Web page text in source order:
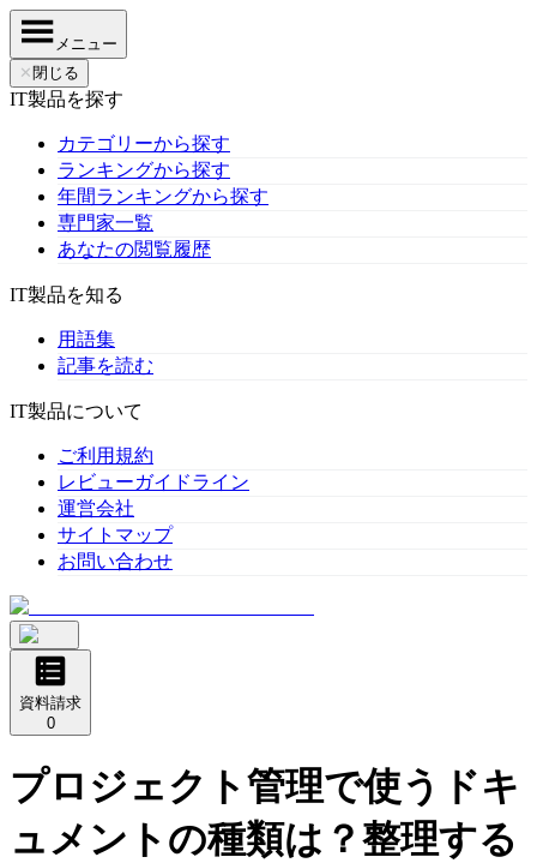
メニュー
✕ 閉じる
IT製品を探す
カテゴリーから探す
ランキングから探す
年間ランキングから探す
専門家一覧
あなたの閲覧履歴
IT製品を知る
用語集
記事を読む
IT製品について
ご利用規約
レビューガイドライン
運営会社
サイトマップ
お問い合わせ
資料請求
0
プロジェクト管理で使うドキ
ュメントの種類は？整理する